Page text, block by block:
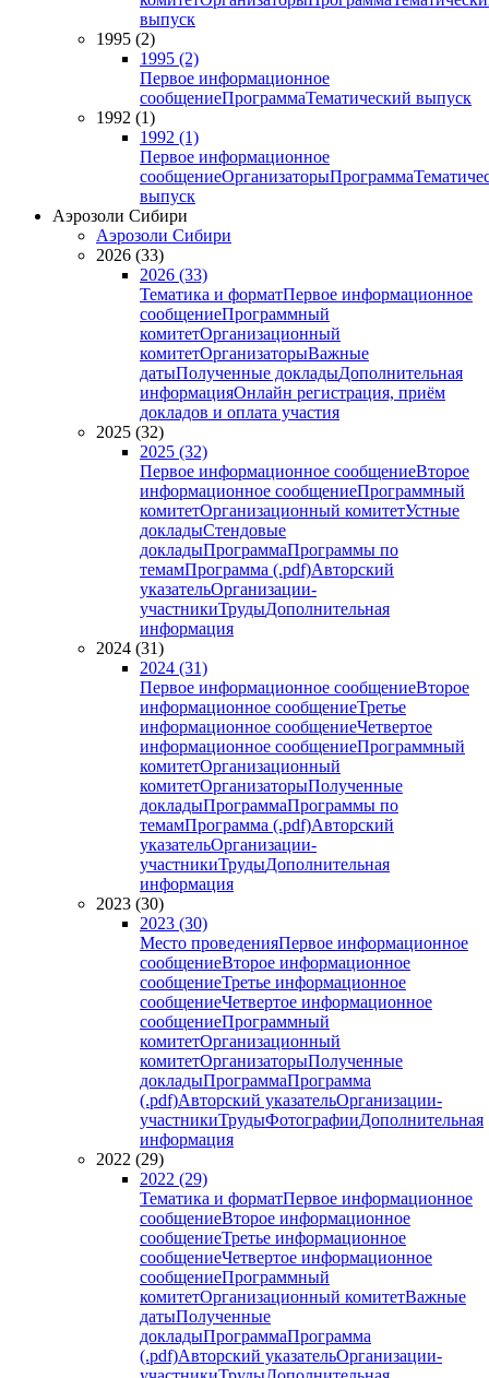
выпуск
1995 (2)
1995 (2)
Первое информационное
сообщениеПрограммаТематический выпуск
1992 (1)
1992 (1)
Первое информационное
сообщениеОрганизаторыПрограмма
выпуск
Аэрозоли Сибири
Аэрозоли Сибири
2026 (33)
2026 (33)
Тематика и форматПервое информационное
сообщениеПрограммный
комитетОрганизационный
комитетОрганизаторыВажные
датыПолученные докладыДополнительная
информацияОнлайн регистрация, приём
докладов и оплата участия
2025 (32)
2025 (32)
Первое информационное сообщениеВторое
информационное сообщениеПрограммный
комитетОрганизационный комитетУстные
докладыСтендовые
докладыПрограммаПрограммы по
темамПрограмма (.pdf)Авторский
указательОрганизации-
участникиТрудыДополнительная
информация
2024 (31)
2024 (31)
Первое информационное сообщениеВторое
информационное сообщениеТретье
информационное сообщениеЧетвертое
информационное сообщениеПрограммный
комитетОрганизационный
комитетОрганизаторыПолученные
докладыПрограммаПрограммы по
темамПрограмма (.pdf)Авторский
указательОрганизации-
участникиТрудыДополнительная
информация
2023 (30)
2023 (30)
Место проведенияПервое информационное
сообщениеВторое информационное
сообщениеТретье информационное
сообщениеЧетвертое информационное
сообщениеПрограммный
комитетОрганизационный
комитетОрганизаторыПолученные
докладыПрограммаПрограмма
(.pdf)Авторский указательОрганизации-
участникиТрудыФотографииДополнительная
информация
2022 (29)
2022 (29)
Тематика и форматПервое информационное
сообщениеВторое информационное
сообщениеТретье информационное
сообщениеЧетвертое информационное
сообщениеПрограммный
комитетОрганизационный комитетВажные
датыПолученные
докладыПрограммаПрограмма
(.pdf)Авторский указательОрганизации-